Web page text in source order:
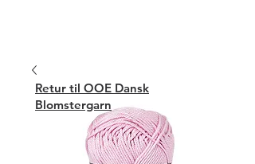
Retur til OOE Dansk
Blomstergarn